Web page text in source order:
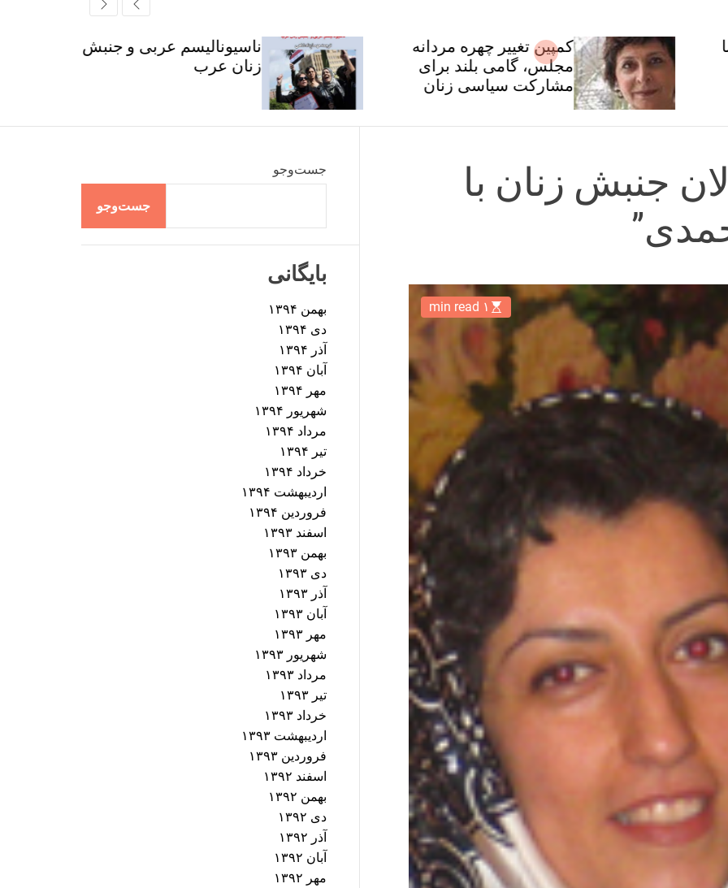
c
e
r
c
کمپین تغییر چهره مردانه
مجلس، گامی بلند برای
مشارکت سیاسی زنان
ناسیونالیسم عربی و جنبش
زنان عرب
جنبش زنان با
۱ min read
جست‌وجو
جست‌وجو
بایگانی
بهمن ۱۳۹۴
دی ۱۳۹۴
آذر ۱۳۹۴
آبان ۱۳۹۴
مهر ۱۳۹۴
شهریور ۱۳۹۴
مرداد ۱۳۹۴
تیر ۱۳۹۴
خرداد ۱۳۹۴
اردیبهشت ۱۳۹۴
فروردین ۱۳۹۴
اسفند ۱۳۹۳
بهمن ۱۳۹۳
دی ۱۳۹۳
آذر ۱۳۹۳
آبان ۱۳۹۳
مهر ۱۳۹۳
شهریور ۱۳۹۳
مرداد ۱۳۹۳
تیر ۱۳۹۳
خرداد ۱۳۹۳
اردیبهشت ۱۳۹۳
فروردین ۱۳۹۳
اسفند ۱۳۹۲
بهمن ۱۳۹۲
دی ۱۳۹۲
آذر ۱۳۹۲
آبان ۱۳۹۲
مهر ۱۳۹۲